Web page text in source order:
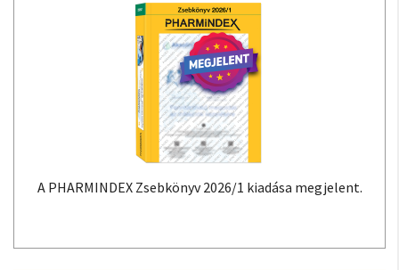
A PHARMINDEX Zsebkönyv 2026/1 kiadása megjelent.